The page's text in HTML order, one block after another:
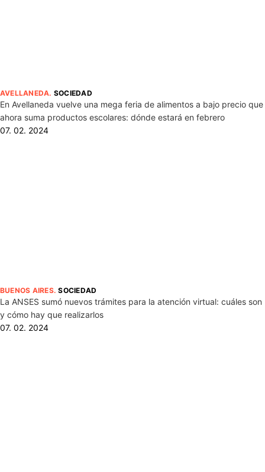
AVELLANEDA. SOCIEDAD
En Avellaneda vuelve una mega feria de alimentos a bajo precio que
ahora suma productos escolares: dónde estará en febrero
07. 02. 2024
BUENOS AIRES.SOCIEDAD
La ANSES sumó nuevos trámites para la atención virtual: cuáles son
y cómo hay que realizarlos
07. 02. 2024